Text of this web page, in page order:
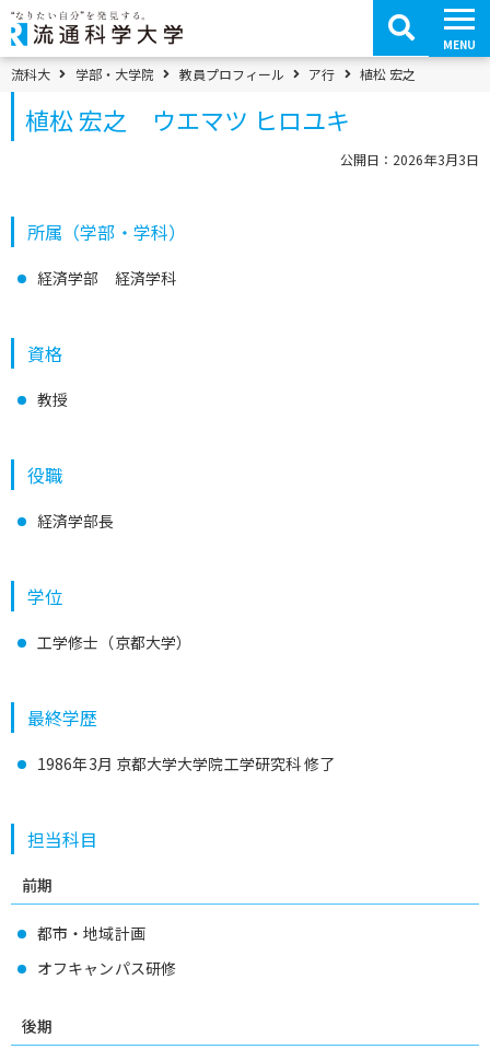
コ
ン
テ
ン
ツ
へ
移
MENU
パンくずメニュー
流科大 学部・大学院 教員プロフィール ア行 植松 宏之
植松 宏之 ウエマツ ヒロユキ
公開日：2026年3月3日
所属（学部・学科）
経済学部 経済学科
資格
教授
役職
経済学部長
学位
工学修士（京都大学）
最終学歴
1986年3月 京都大学大学院工学研究科 修了
担当科目
前期
都市・地域計画
オフキャンパス研修
後期